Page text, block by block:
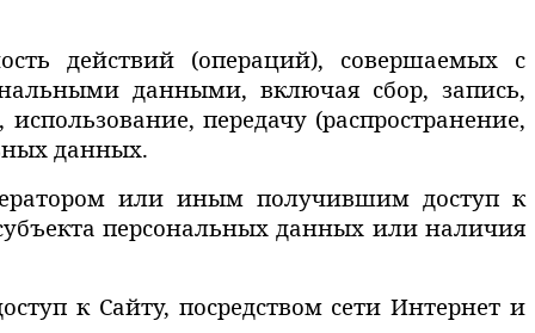
действий (операций), совершаемых с
данными, включая сбор, запись,
передачу (распространение,
данных.
или иным получившим доступ к
персональных данных или наличия
к Сайту, посредством сети Интернет и